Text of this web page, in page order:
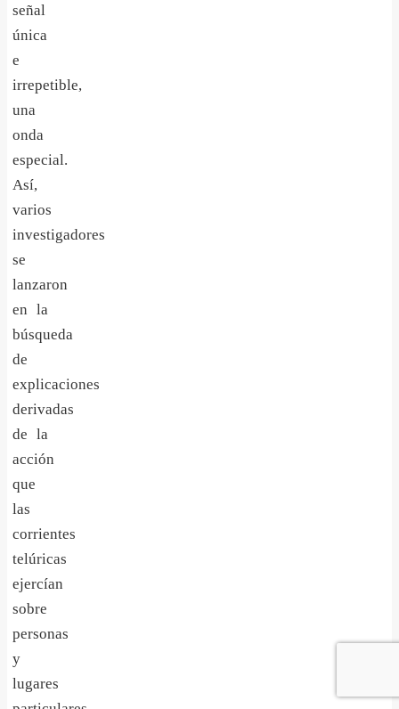
señal
única
e
irrepetible,
una
onda
especial.
Así,
varios
investigadores
se
lanzaron
en la
búsqueda
de
explicaciones
derivadas
de la
acción
que
las
corrientes
telúricas
ejercían
sobre
personas
y
lugares